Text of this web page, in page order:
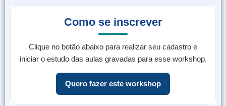
Como se inscrever
Clique no botão abaixo para realizar seu cadastro e
iniciar o estudo das aulas gravadas para esse workshop.
Quero fazer este workshop